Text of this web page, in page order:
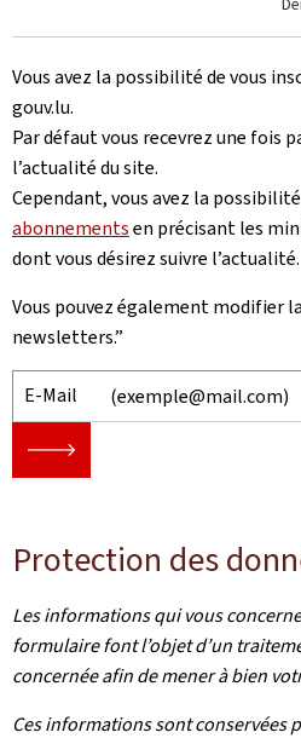
Vous avez la possibilité de vous
gouv.lu.
Par défaut vous recevrez une fois
l’actualité du site.
Cependant, vous avez la
abonnementsen précisant les
dont vous désirez suivre l’actualité.
Vous pouvez également modifier
newsletters.”
E-Mail
🡒
Protection des
Les informations qui vous
formulaire font l’objet d’un
concernée afin de mener à bien
Ces informations sont conservées